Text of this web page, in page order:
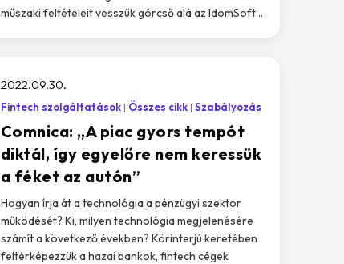
műszaki feltételeit vesszük górcső alá az IdomSoft...
Comnica: „A piac gyors tempót
diktál, így egyelőre nem keressük
a féket az autón”
2022.09.30.
Fintech szolgáltatások Összes cikk Szabályozás
Hogyan írja át a technológia a pénzügyi szektor
működését? Ki, milyen technológia megjelenésére
számít a következő években? Körinterjú keretében
feltérképezzük a hazai bankok, fintech cégek